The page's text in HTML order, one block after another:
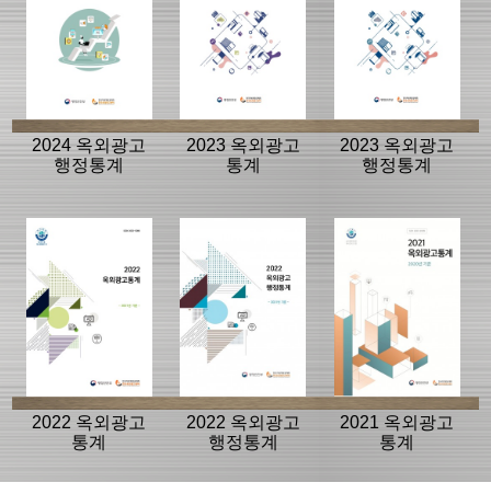
2024 옥외광고
행정통계
2023 옥외광고
통계
2023 옥외광고
행정통계
2022 옥외광고
통계
2022 옥외광고
행정통계
2021 옥외광고
통계